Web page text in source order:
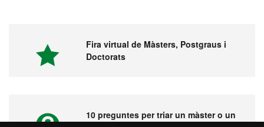
Fira virtual de Màsters, Postgraus i
Doctorats
10 preguntes per triar un màster o un